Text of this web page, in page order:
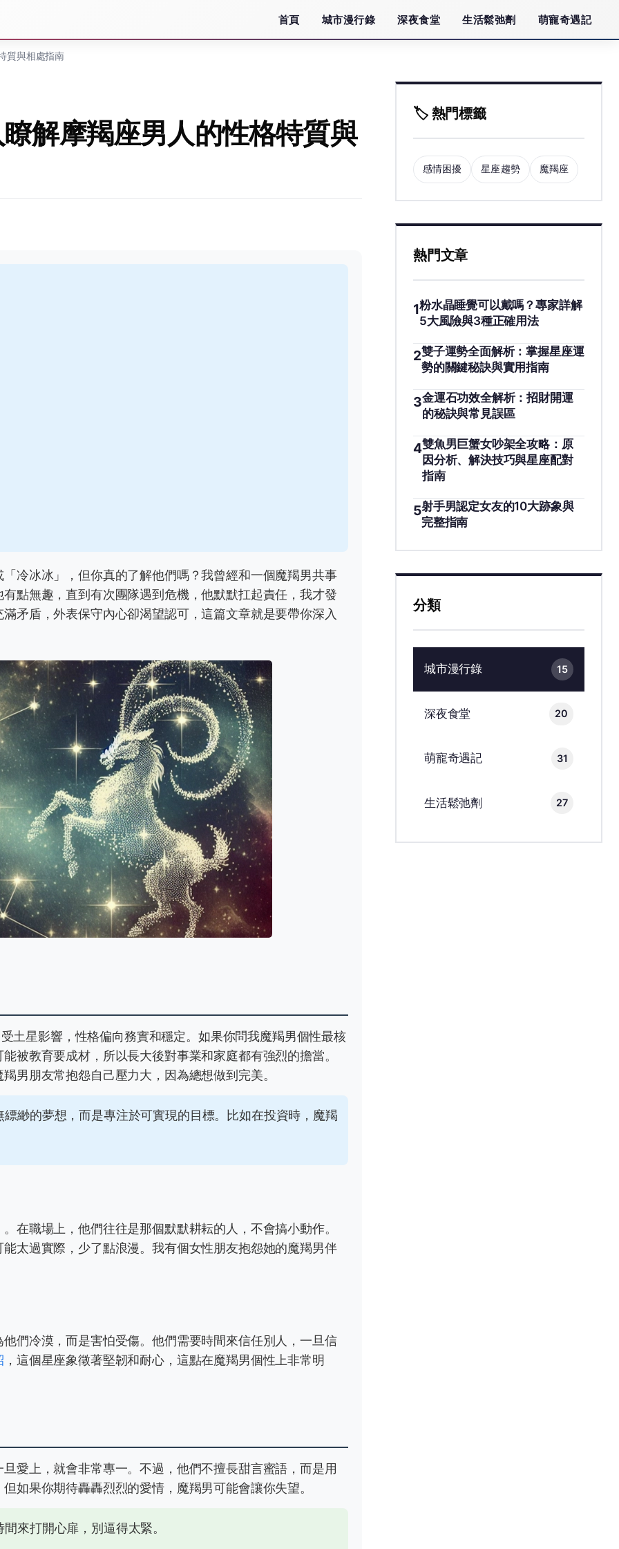
首頁 城市漫行錄 深夜食堂 生活鬆弛劑 萌寵奇遇記
質與相處指南
解摩羯座男人的性格特質與
冷冰冰」，但你真的了解他們嗎？我曾經和一個魔羯男共事
點無趣，直到有次團隊遇到危機，他默默扛起責任，我才發
矛盾，外表保守內心卻渴望認可，這篇文章就是要帶你深入
土星影響，性格偏向務實和穩定。如果你問我魔羯男個性最核
被教育要成材，所以長大後對事業和家庭都有強烈的擔當。
男朋友常抱怨自己壓力大，因為總想做到完美。
緲的夢想，而是專注於可實現的目標。比如在投資時，魔羯
在職場上，他們往往是那個默默耕耘的人，不會搞小動作。
太過實際，少了點浪漫。我有個女性朋友抱怨她的魔羯男伴
們冷漠，而是害怕受傷。他們需要時間來信任別人，一旦信
，這個星座象徵著堅韌和耐心，這點在魔羯男個性上非常明
愛上，就會非常專一。不過，他們不擅長甜言蜜語，而是用
如果你期待轟轟烈烈的愛情，魔羯男可能會讓你失望。
來打開心扉，別逼得太緊。
🏷️ 熱門標籤
感情困擾 星座趨勢 魔羯座
熱門文章
1粉水晶睡覺可以戴嗎？專家詳解
5大風險與3種正確用法
2雙子運勢全面解析：掌握星座運
勢的關鍵秘訣與實用指南
3金運石功效全解析：招財開運
的秘訣與常見誤區
4雙魚男巨蟹女吵架全攻略：原
因分析、解決技巧與星座配對
指南
5射手男認定女友的10大跡象與
完整指南
分類
城市漫行錄 15
深夜食堂 20
萌寵奇遇記 31
生活鬆弛劑 27